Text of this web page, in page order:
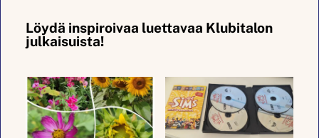
Löydä inspiroivaa luettavaa Klubitalon
julkaisuista!